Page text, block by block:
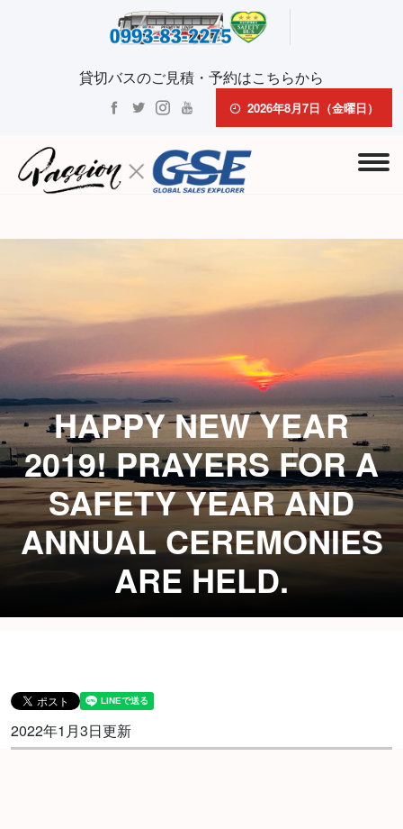
貸切バスのご見積・予約はこちらから
2026年8月7日（金曜日）
HAPPY NEW YEAR
2019! PRAYERS FOR A
SAFETY YEAR AND
ANNUAL CEREMONIES
ARE HELD.
2022年1月3日更新